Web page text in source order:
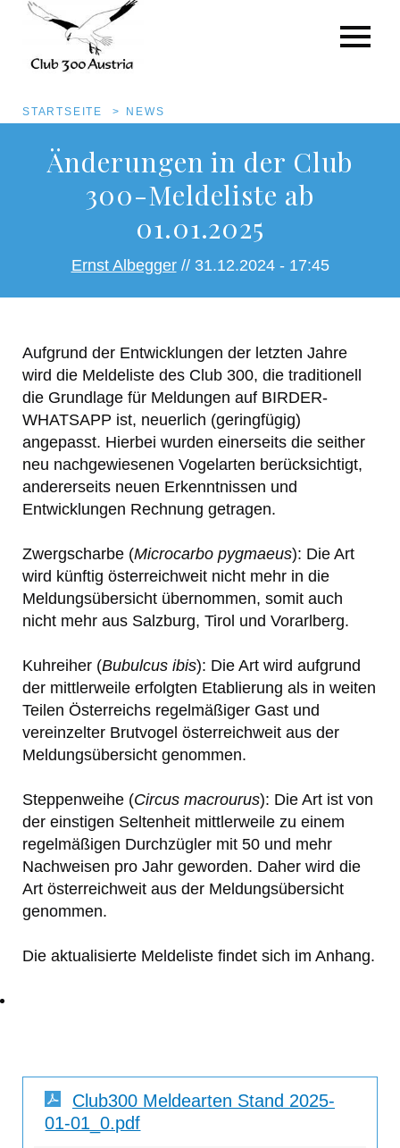
Direkt
Pfadnavigation
STARTSEITE NEWS
Änderungen in der Club
300-Meldeliste ab
01.01.2025
Ernst Albegger// 31.12.2024 - 17:45
Aufgrund der Entwicklungen der letzten Jahre
wird die Meldeliste des Club 300, die traditionell
die Grundlage für Meldungen auf BIRDER-
WHATSAPP ist, neuerlich (geringfügig)
angepasst. Hierbei wurden einerseits die seither
neu nachgewiesenen Vogelarten berücksichtigt,
andererseits neuen Erkenntnissen und
Entwicklungen Rechnung getragen.
Zwergscharbe (Microcarbo pygmaeus): Die Art
wird künftig österreichweit nicht mehr in die
Meldungsübersicht übernommen, somit auch
nicht mehr aus Salzburg, Tirol und Vorarlberg.
Kuhreiher (Bubulcus ibis): Die Art wird aufgrund
der mittlerweile erfolgten Etablierung als in weiten
Teilen Österreichs regelmäßiger Gast und
vereinzelter Brutvogel österreichweit aus der
Meldungsübersicht genommen.
Steppenweihe (Circus macrourus): Die Art ist von
der einstigen Seltenheit mittlerweile zu einem
regelmäßigen Durchzügler mit 50 und mehr
Nachweisen pro Jahr geworden. Daher wird die
Art österreichweit aus der Meldungsübersicht
genommen.
Die aktualisierte Meldeliste findet sich im Anhang.
Anhang
Größe
Club300 Meldearten Stand 2025-
01-01_0.pdf